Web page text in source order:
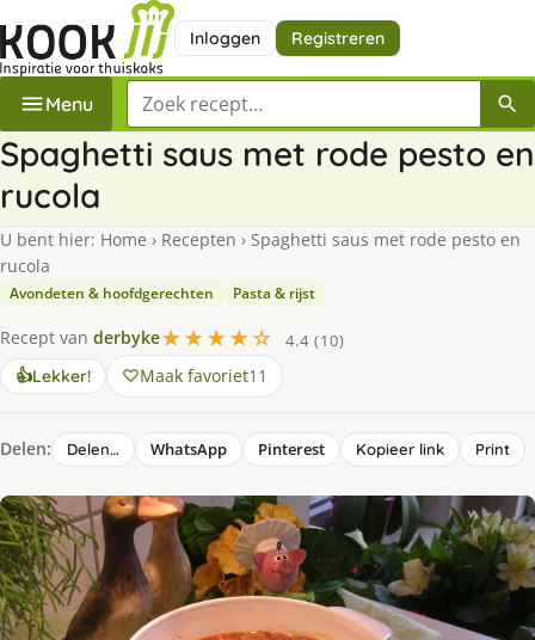
Inloggen Registreren
Menu Zoek een recept
Spaghetti saus met rode pesto en
rucola
U bent hier: Home › Recepten › Spaghetti saus met rode pesto en
rucola
Avondeten & hoofdgerechten Pasta & rijst
Recept van derbyke★★★★☆
4.4 (10)
👍Lekker! Maak favoriet11
Delen: Delen… WhatsApp Pinterest Kopieer link Print